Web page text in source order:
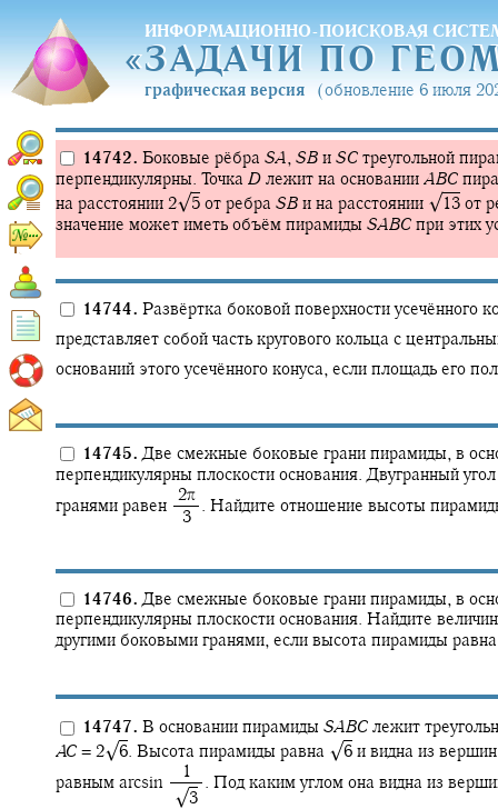
ИНФОРМАЦИОННО-ПОИСКОВАЯ
«ЗАДАЧИ ПО
«ЗАДАЧИ ПО
графическая версия (обновление 6 июля
14742. Боковые рёбра SA, SB и SC треугольной
перпендикулярны. Точка D лежит на основании ABC
на расстоянии 2‍√5 от ребра SB и на расстоянии √13 от
значение может иметь объём пирамиды SABC при этих
14744. Развёртка боковой поверхности усечённого
представляет собой часть кругового кольца с
оснований этого усечённого конуса, если площадь его
14745. Две смежные боковые грани пирамиды, в
перпендикулярны плоскости основания. Двугранный
гранями равен
‍ 2π
‍ 3
. Найдите отношение высоты
14746. Две смежные боковые грани пирамиды, в
перпендикулярны плоскости основания. Найдите
другими боковыми гранями, если высота пирамиды
14747. В основании пирамиды SABC лежит
AC = 2‍√6. Высота пирамиды равна √6 и видна из
равным arcsin ‍
‍ 1
√3
. Под каким углом она видна из